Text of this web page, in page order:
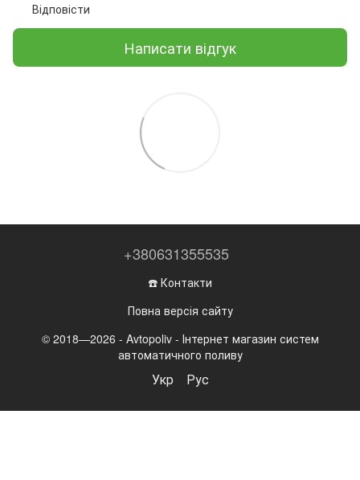
Відповісти
Написати відгук
+380631355535
☎️ Контакти
Повна версія сайту
© 2018—2026 - Avtopoliv - Інтернет магазин систем
автоматичного поливу
Укр Рус